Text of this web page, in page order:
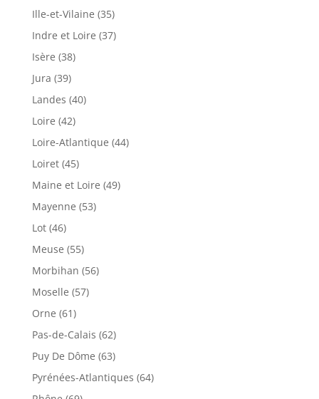
Ille-et-Vilaine (35)
Indre et Loire (37)
Isère (38)
Jura (39)
Landes (40)
Loire (42)
Loire-Atlantique (44)
Loiret (45)
Maine et Loire (49)
Mayenne (53)
Lot (46)
Meuse (55)
Morbihan (56)
Moselle (57)
Orne (61)
Pas-de-Calais (62)
Puy De Dôme (63)
Pyrénées-Atlantiques (64)